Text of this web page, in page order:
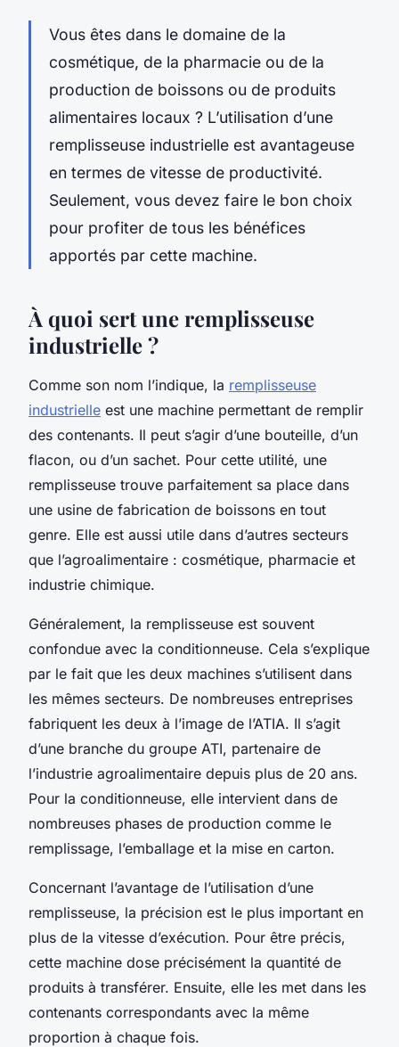
Vous êtes dans le domaine de la
cosmétique, de la pharmacie ou de la
production de boissons ou de produits
alimentaires locaux ? L’utilisation d’une
remplisseuse industrielle est avantageuse
en termes de vitesse de productivité.
Seulement, vous devez faire le bon choix
pour profiter de tous les bénéfices
apportés par cette machine.
À quoi sert une remplisseuse
industrielle ?
Comme son nom l’indique, la remplisseuse
industrielle est une machine permettant de remplir
des contenants. Il peut s’agir d’une bouteille, d’un
flacon, ou d’un sachet. Pour cette utilité, une
remplisseuse trouve parfaitement sa place dans
une usine de fabrication de boissons en tout
genre. Elle est aussi utile dans d’autres secteurs
que l’agroalimentaire : cosmétique, pharmacie et
industrie chimique.
Généralement, la remplisseuse est souvent
confondue avec la conditionneuse. Cela s’explique
par le fait que les deux machines s’utilisent dans
les mêmes secteurs. De nombreuses entreprises
fabriquent les deux à l’image de l’ATIA. Il s’agit
d’une branche du groupe ATI, partenaire de
l’industrie agroalimentaire depuis plus de 20 ans.
Pour la conditionneuse, elle intervient dans de
nombreuses phases de production comme le
remplissage, l’emballage et la mise en carton.
Concernant l’avantage de l’utilisation d’une
remplisseuse, la précision est le plus important en
plus de la vitesse d’exécution. Pour être précis,
cette machine dose précisément la quantité de
produits à transférer. Ensuite, elle les met dans les
contenants correspondants avec la même
proportion à chaque fois.